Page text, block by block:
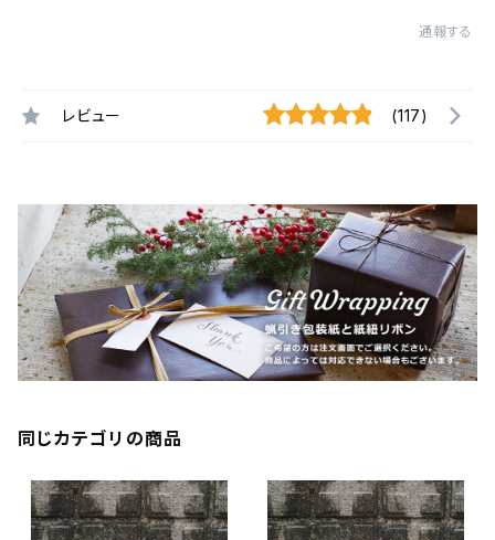
通報する
レビュー (117)
同じカテゴリの商品